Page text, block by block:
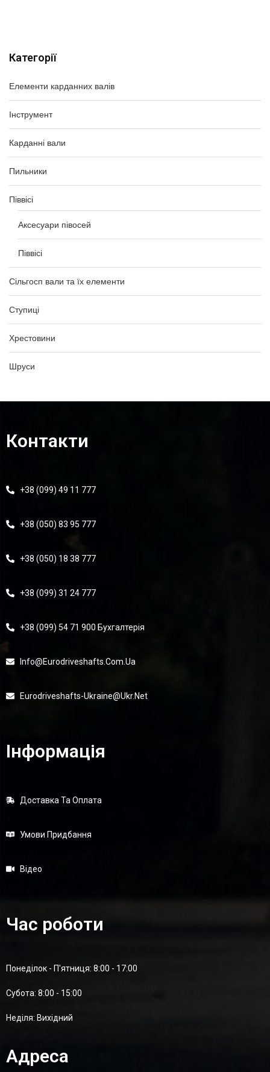
Категорії
Елементи карданних валів
Інструмент
Карданні вали
Пильники
Піввісі
Аксесуари півосей
Піввісі
Сільгосп вали та їх елементи
Ступиці
Хрестовини
Шруси
Контакти
+38 (099) 49 11 777
+38 (050) 83 95 777
+38 (050) 18 38 777
+38 (099) 31 24 777
+38 (099) 54 71 900 Бухгалтерія
Info@eurodriveshafts.com.ua
Eurodriveshafts-Ukraine@ukr.net
Інформація
Доставка Та Оплата
Умови Придбання
Відео
Час роботи
Понеділок - П'ятниця: 8:00 - 17:00
Суботa: 8:00 - 15:00
Неділя: Вихідний
Адреса